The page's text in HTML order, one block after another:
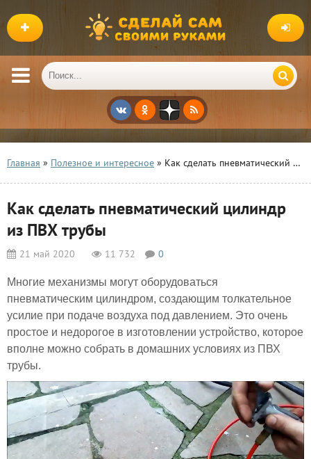
Главная » Полезное и интересное » Как сделать пневматический цилиндр из ПВХ трубы
Как сделать пневматический цилиндр
из ПВХ трубы
21 май 2020 11 732 0
Многие механизмы могут оборудоваться
пневматическим цилиндром, создающим толкательное
усилие при подаче воздуха под давлением. Это очень
простое и недорогое в изготовлении устройство, которое
вполне можно собрать в домашних условиях из ПВХ
трубы.